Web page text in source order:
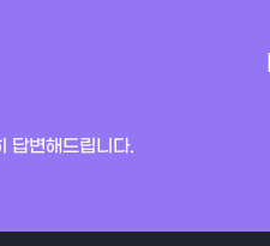
답변해드립니다.